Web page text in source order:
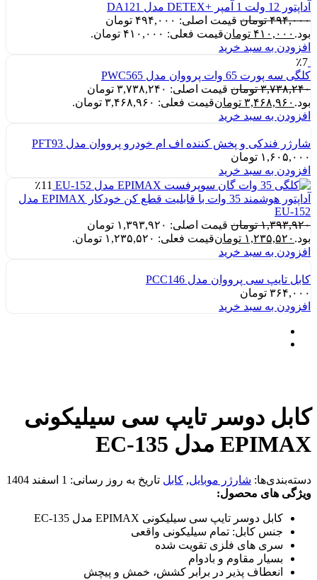
آداپتور 12 ولت 1 آمپر +DETEX مدل DA121
۴۹۴,۰۰۰ تومان
قیمت اصلی: ۴۹۴,۰۰۰ تومان
بود. ۴۱۰,۰۰۰ تومانقیمت فعلی: ۴۱۰,۰۰۰ تومان.
افزودن به سبد خرید
٪7
کلگی سه پورت 65 وات پرووان مدل PWC565
۳,۷۳۸,۲۴۰ تومان
قیمت اصلی: ۳,۷۳۸,۲۴۰ تومان
بود. ۳,۴۶۸,۹۶۰ تومانقیمت فعلی: ۳,۴۶۸,۹۶۰ تومان.
افزودن به سبد خرید
شارژر فندکی و پخش کننده اف ام خودرو پرووان مدل PFT93
۱,۶۰۵,۰۰۰ تومان
افزودن به سبد خرید
٪11
آداپتور هوشمند 35 وات با قابلیت قطع کن خودکار EPIMAX مدل
EU-152
۱,۳۹۳,۹۲۰ تومان
قیمت اصلی: ۱,۳۹۳,۹۲۰ تومان
بود. ۱,۲۳۵,۵۲۰ تومانقیمت فعلی: ۱,۲۳۵,۵۲۰ تومان.
افزودن به سبد خرید
کابل تایپ سی پرووان مدل PCC146
۳۶۴,۰۰۰ تومان
افزودن به سبد خرید
کابل دوسر تایپ سی سیلیکونی
EPIMAX مدل EC-135
دسته‌بندی‌ها: شارژر موبایل, کابل تاریخ به روز رسانی: 1 اسفند 1404
ویژگی های محصول:
کابل دوسر تایپ سی سیلیکونی EPIMAX مدل EC-135
جنس کابل: تمام سیلیکونی واقعی
سری های فلزی تقویت شده
بسیار مقاوم و بادوام
انعطاف پذیر در برابر کشش، خمش و پیچش